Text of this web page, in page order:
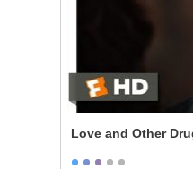
Love and Other